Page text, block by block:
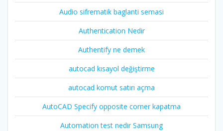
Audio sifrematik baglanti semasi
Authentication Nedir
Authentify ne demek
autocad kısayol değiştirme
autocad komut satırı açma
AutoCAD Specify opposite corner kapatma
Automation test nedir Samsung